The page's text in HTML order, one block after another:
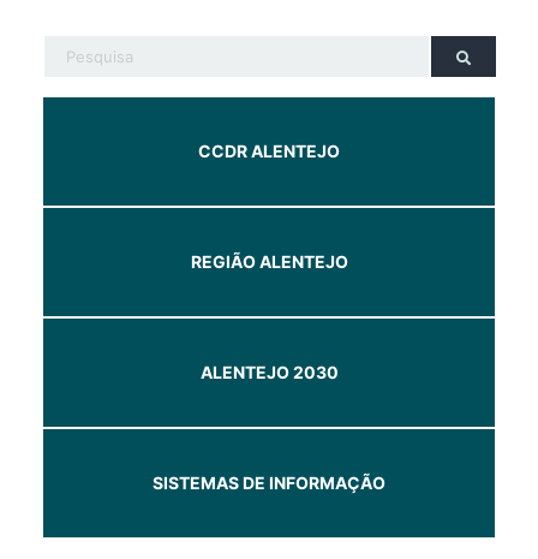
CCDR ALENTEJO
REGIÃO ALENTEJO
ALENTEJO 2030
SISTEMAS DE INFORMAÇÃO